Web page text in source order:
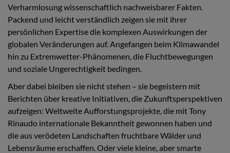
Verharmlosung wissenschaftlich nachweisbarer Fakten.
Packend und leicht verständlich zeigen sie mit ihrer
persönlichen Expertise die komplexen Auswirkungen der
globalen Veränderungen auf. Angefangen beim Klimawandel
hin zu Extremwetter-Phänomenen, die Fluchtbewegungen
und soziale Ungerechtigkeit bedingen.
Aber dabei bleiben sie nicht stehen – sie begeistern mit
Berichten über kreative Initiativen, die Zukunftsperspektiven
aufzeigen: Weltweite Aufforstungsprojekte, die mit Tony
Rinaudo internationale Bekanntheit gewonnen haben und
die aus verödeten Landschaften fruchtbare Wälder und
Lebensräume erschaffen. Oder viele kleine, aber smarte